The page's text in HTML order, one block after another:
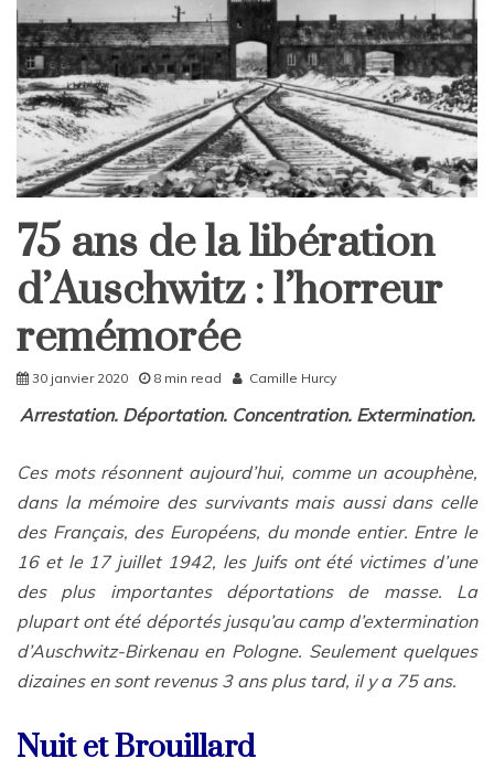
Home
Rattrapages
Rattrapages
75 ans de la libération
d’Auschwitz : l’horreur
remémorée
30 janvier 2020 8 min read Camille Hurcy
Arrestation. Déportation. Concentration. Extermination.
Ces mots résonnent aujourd’hui, comme un acouphène,
dans la mémoire des survivants mais aussi dans celle
des Français, des Européens, du monde entier. Entre le
16 et le 17 juillet 1942, les Juifs ont été victimes d’une
des plus importantes déportations de masse. La
plupart ont été déportés jusqu’au camp d’extermination
d’Auschwitz-Birkenau en Pologne. Seulement quelques
dizaines en sont revenus 3 ans plus tard, il y a 75 ans.
Nuit et Brouillard